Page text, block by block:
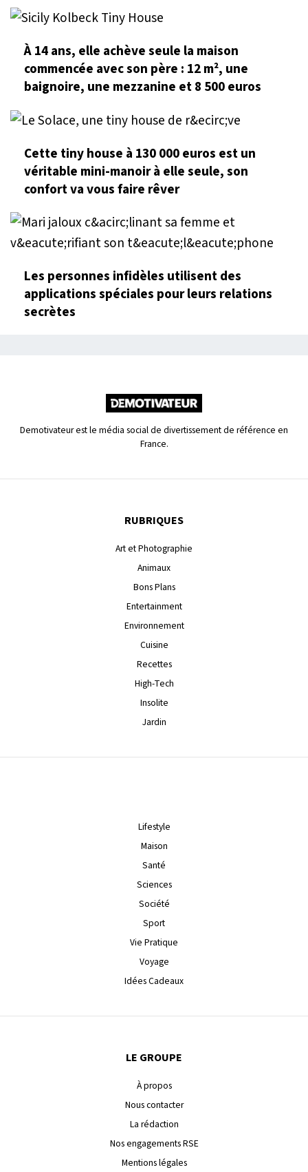
À 14 ans, elle achève seule la maison
commencée avec son père : 12 m², une
baignoire, une mezzanine et 8 500 euros
Cette tiny house à 130 000 euros est un
véritable mini-manoir à elle seule, son
confort va vous faire rêver
Les personnes infidèles utilisent des
applications spéciales pour leurs relations
secrètes
Demotivateur est le média social de divertissement de référence en
France.
RUBRIQUES
Art et Photographie
Animaux
Bons Plans
Entertainment
Environnement
Cuisine
Recettes
High-Tech
Insolite
Jardin
Lifestyle
Maison
Santé
Sciences
Société
Sport
Vie Pratique
Voyage
Idées Cadeaux
LE GROUPE
À propos
Nous contacter
La rédaction
Nos engagements RSE
Mentions légales